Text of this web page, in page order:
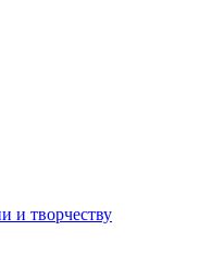
и творчеству